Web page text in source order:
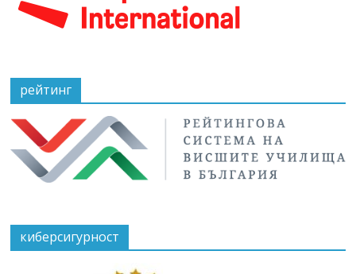
рейтинг
киберсигурност